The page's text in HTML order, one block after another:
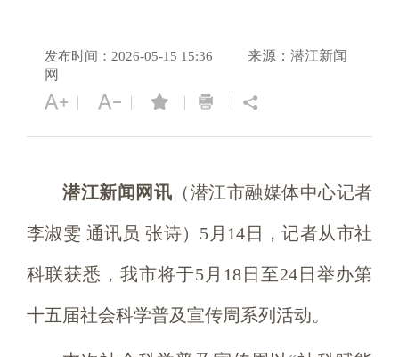
发布时间：2026-05-15 15:36
来源：潜江新闻
网
潜江新闻网讯 （潜江市融媒体中心记者
李淑雯 通讯员 张诗）5月14日，记者从市社
科联获悉，我市将于5月18日至24日举办第
十五届社会科学普及宣传周系列活动。